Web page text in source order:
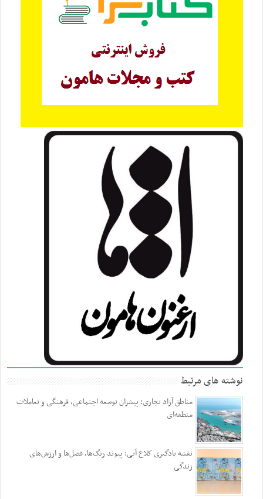
نوشته های مرتبط
مناطق آزاد تجاری؛ پیشران توسعه اجتماعی، فرهنگی و تعاملات
منطقه‌ای
نقشه یادگیری کلاغ آبی: پیوند رنگ‌ها، فصل‌ها و ارزش‌های
زندگی